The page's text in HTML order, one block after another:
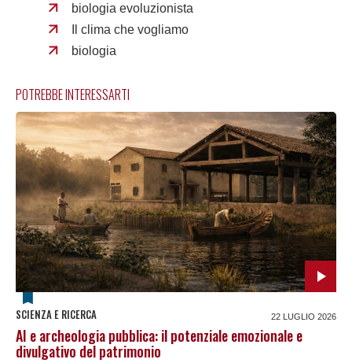
biologia evoluzionista
Il clima che vogliamo
biologia
POTREBBE INTERESSARTI
SCIENZA E RICERCA 22 LUGLIO 2026
AI e archeologia pubblica: il potenziale emozionale e
divulgativo del patrimonio